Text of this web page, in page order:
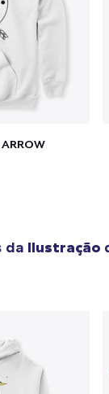
da Ilustração